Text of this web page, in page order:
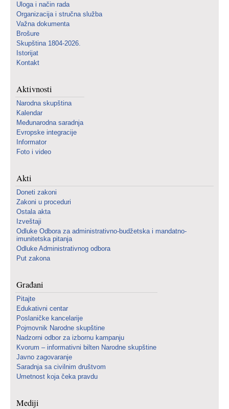
Uloga i način rada
Organizacija i stručna služba
Važna dokumenta
Brošure
Skupština 1804-2026.
Istorijat
Kontakt
Aktivnosti
Narodna skupština
Kalendar
Međunarodna saradnja
Evropske integracije
Informator
Foto i video
Akti
Doneti zakoni
Zakoni u proceduri
Ostala akta
Izveštaji
Odluke Odbora za administrativno-budžetska i mandatno-
imunitetska pitanja
Odluke Administrativnog odbora
Put zakona
Građani
Pitajte
Edukativni centar
Poslaničke kancelarije
Pojmovnik Narodne skupštine
Nadzorni odbor za izbornu kampanju
Kvorum – informativni bilten Narodne skupštine
Javno zagovaranje
Saradnja sa civilnim društvom
Umetnost koja čeka pravdu
Mediji